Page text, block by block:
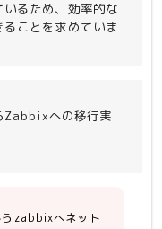
るため、効率的な
ことを求めていま
Zabbixへの移行実
zabbixへネット